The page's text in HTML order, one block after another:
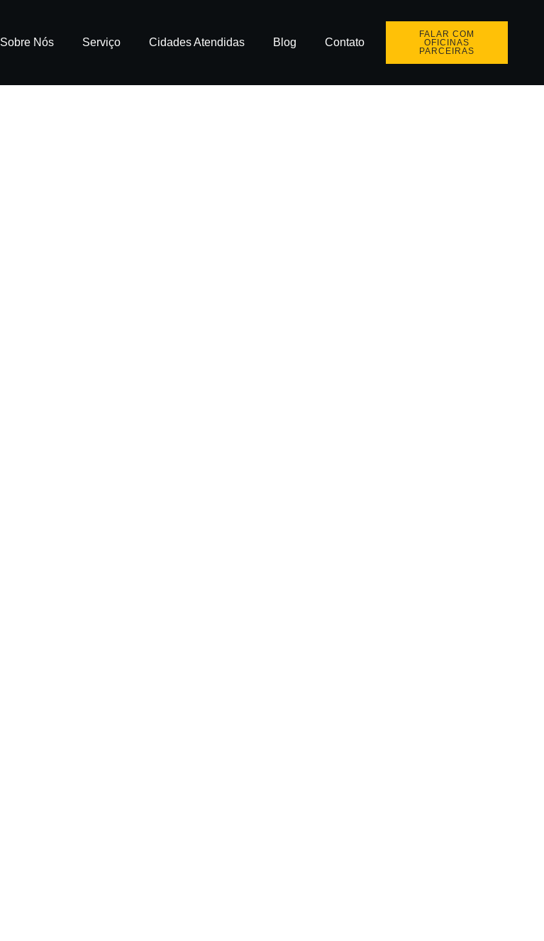
Sobre Nós Serviço Cidades Atendidas Blog Contato
FALAR COM
OFICINAS
PARCEIRAS